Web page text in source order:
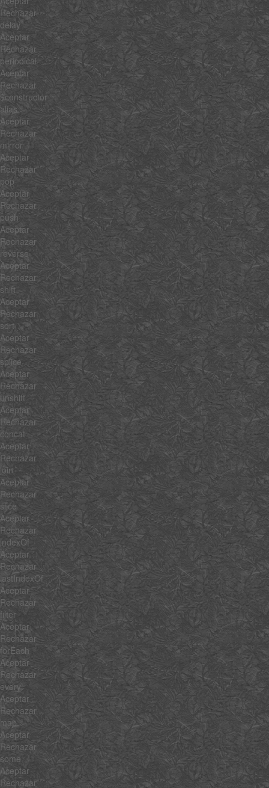
Rechazar
delay
Aceptar
Rechazar
periodical
Aceptar
Rechazar
$constructor
alias
Aceptar
Rechazar
mirror
Aceptar
Rechazar
pop
Aceptar
Rechazar
push
Aceptar
Rechazar
reverse
Aceptar
Rechazar
shift
Aceptar
Rechazar
sort
Aceptar
Rechazar
splice
Aceptar
Rechazar
unshift
Aceptar
Rechazar
concat
Aceptar
Rechazar
join
Aceptar
Rechazar
slice
Aceptar
Rechazar
indexOf
Aceptar
Rechazar
lastIndexOf
Aceptar
Rechazar
filter
Aceptar
Rechazar
forEach
Aceptar
Rechazar
every
Aceptar
Rechazar
map
Aceptar
Rechazar
some
Aceptar
Rechazar